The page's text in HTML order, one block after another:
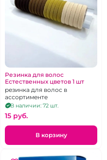
Резинка для волос
Естественных цветов 1 шт
резинка для волос в
ассортименте
В наличии: 72 шт.
15 pуб.
В корзину